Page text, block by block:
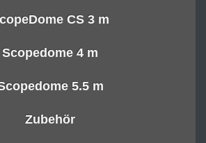
CS 3 m
Scopedome 4 m
5.5 m
Zubehör